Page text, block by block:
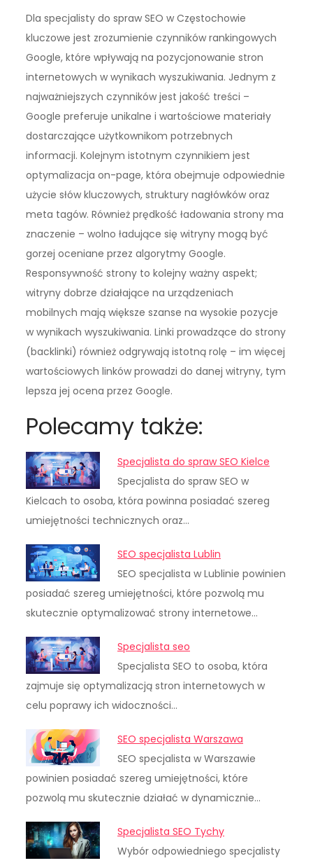
Dla specjalisty do spraw SEO w Częstochowie
kluczowe jest zrozumienie czynników rankingowych
Google, które wpływają na pozycjonowanie stron
internetowych w wynikach wyszukiwania. Jednym z
najważniejszych czynników jest jakość treści –
Google preferuje unikalne i wartościowe materiały
dostarczające użytkownikom potrzebnych
informacji. Kolejnym istotnym czynnikiem jest
optymalizacja on-page, która obejmuje odpowiednie
użycie słów kluczowych, struktury nagłówków oraz
meta tagów. Również prędkość ładowania strony ma
znaczenie – wolno ładujące się witryny mogą być
gorzej oceniane przez algorytmy Google.
Responsywność strony to kolejny ważny aspekt;
witryny dobrze działające na urządzeniach
mobilnych mają większe szanse na wysokie pozycje
w wynikach wyszukiwania. Linki prowadzące do strony
(backlinki) również odgrywają istotną rolę – im więcej
wartościowych linków prowadzi do danej witryny, tym
lepsza jej ocena przez Google.
Polecamy także:
Specjalista do spraw SEO Kielce
Specjalista do spraw SEO w
Kielcach to osoba, która powinna posiadać szereg
umiejętności technicznych oraz…
SEO specjalista Lublin
SEO specjalista w Lublinie powinien
posiadać szereg umiejętności, które pozwolą mu
skutecznie optymalizować strony internetowe…
Specjalista seo
Specjalista SEO to osoba, która
zajmuje się optymalizacją stron internetowych w
celu poprawy ich widoczności…
SEO specjalista Warszawa
SEO specjalista w Warszawie
powinien posiadać szereg umiejętności, które
pozwolą mu skutecznie działać w dynamicznie…
Specjalista SEO Tychy
Wybór odpowiedniego specjalisty